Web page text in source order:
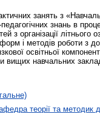
занять з
знань в
з організації літнього
і методів роботи з
освітньої
навчальних
теорії та методик